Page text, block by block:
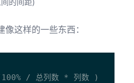
这样的一些东西：
/ 总列数 * 列数 )